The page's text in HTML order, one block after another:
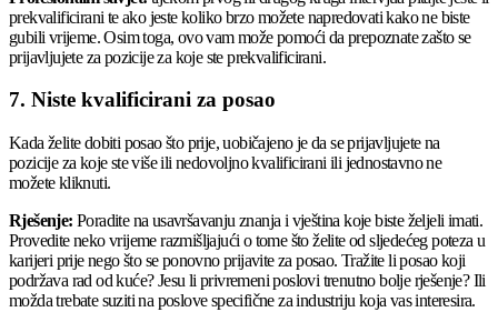
prekvalificirani te ako jeste koliko brzo možete napredovati kako ne biste
gubili vrijeme. Osim toga, ovo vam može pomoći da prepoznate zašto se
prijavljujete za pozicije za koje ste prekvalificirani.
7. Niste kvalificirani za posao
Kada želite dobiti posao što prije, uobičajeno je da se prijavljujete na
pozicije za koje ste više ili nedovoljno kvalificirani ili jednostavno ne
možete kliknuti.
Rješenje: Poradite na usavršavanju znanja i vještina koje biste željeli imati.
Provedite neko vrijeme razmišljajući o tome što želite od sljedećeg poteza u
karijeri prije nego što se ponovno prijavite za posao. Tražite li posao koji
podržava rad od kuće? Jesu li privremeni poslovi trenutno bolje rješenje? Ili
možda trebate suziti na poslove specifične za industriju koja vas interesira.